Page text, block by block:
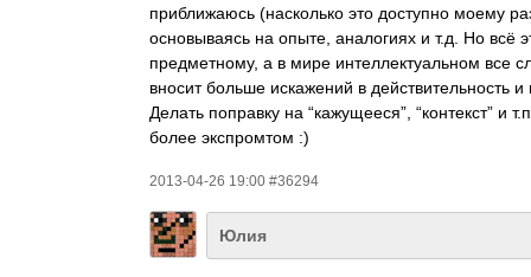
приближаюсь (насколько это доступно моему
основываясь на опыте, аналогиях и т.д. Но всё
предметному, а в мире интеллектуальном все
вносит больше искажений в действительность
Делать поправку на “кажущееся”, “контекст” и
более экспромтом :)
2013-04-26 19:00 #36294
Юлия